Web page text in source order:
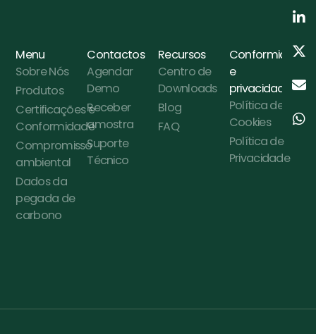
Menu
Sobre Nós
Produtos
Certificações e
Conformidade
Compromisso
ambiental
Dados da
pegada de
carbono
Contactos
Agendar
Demo
Receber
amostra
Suporte
Técnico
Recursos
Centro de
Downloads
Blog
FAQ
Conformidade
e
privacidade
Política de
Cookies
Política de
Privacidade